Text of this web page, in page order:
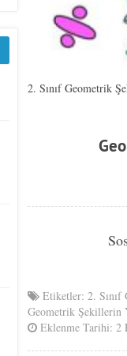
2. Sınıf Geometrik
Etiketler:2.
Geometrik Şekillerin
Eklenme Tarihi: 2